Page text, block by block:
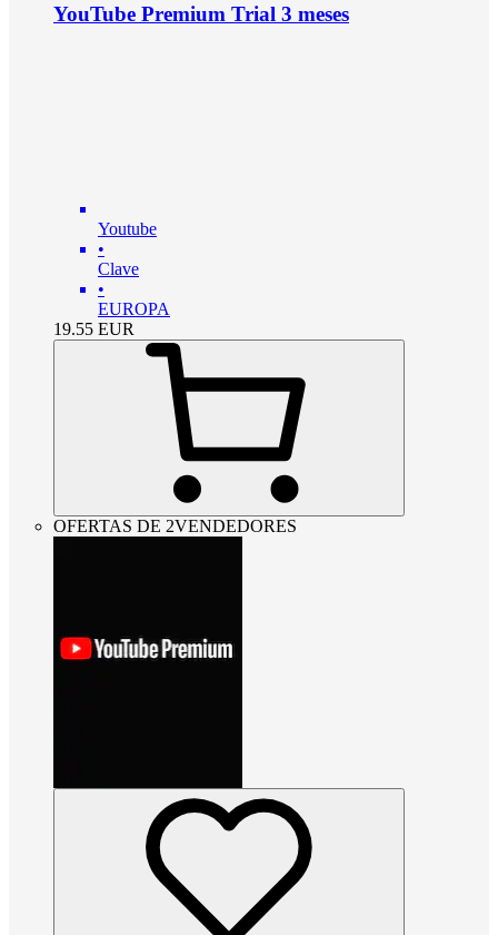
YouTube Premium Trial 3 meses
Youtube
•
Clave
•
EUROPA
19.55 EUR
OFERTAS DE 2VENDEDORES